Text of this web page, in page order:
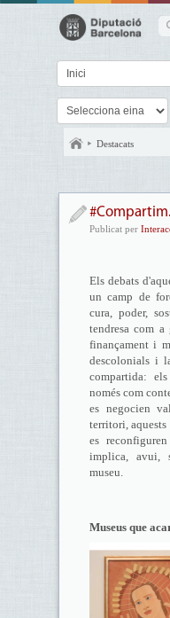
Destacats
Publicat per
Els debats
un camp de
cura, poder,
tendresa com
finançament i
descolonials i
compartida:
només com
es negocien
territori,
es
implica, avui,
museu.
Museus que